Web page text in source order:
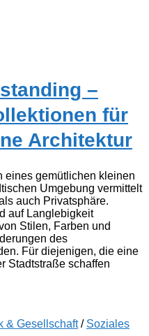
–
für
Architektur
eines gemütlichen kleinen
Umgebung vermittelt
auch Privatsphäre.
auf Langlebigkeit
Stilen, Farben und
des
Für diejenigen, die eine
Stadtstraße schaffen
& Gesellschaft/ Soziales